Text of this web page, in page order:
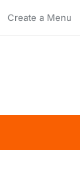
Create a Menu